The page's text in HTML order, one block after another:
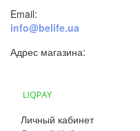
Email:
info@belife.ua
Адрес магазина:
Личный кабинет